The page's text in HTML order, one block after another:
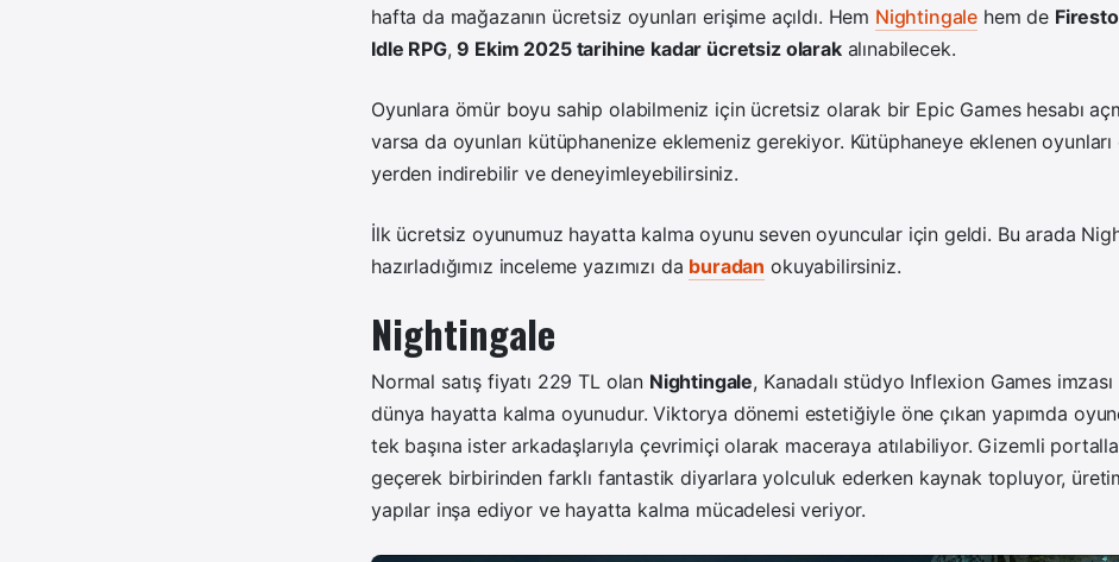
hafta da mağazanın ücretsiz oyunları erişime açıldı. Hem Nightingale hem de
Idle RPG,9 Ekim 2025 tarihine kadar ücretsiz olarakalınabilecek.
Oyunlara ömür boyu sahip olabilmeniz için ücretsiz olarak bir Epic Games hesabı
varsa da oyunları kütüphanenize eklemeniz gerekiyor. Kütüphaneye eklenen
yerden indirebilir ve deneyimleyebilirsiniz.
İlk ücretsiz oyunumuz hayatta kalma oyunu seven oyuncular için geldi. Bu arada
hazırladığımız inceleme yazımızı da buradan okuyabilirsiniz.
Nightingale
Normal satış fiyatı 229 TL olan Nightingale, Kanadalı stüdyo Inflexion Games imzası
dünya hayatta kalma oyunudur. Viktorya dönemi estetiğiyle öne çıkan yapımda
tek başına ister arkadaşlarıyla çevrimiçi olarak maceraya atılabiliyor. Gizemli
geçerek birbirinden farklı fantastik diyarlara yolculuk ederken kaynak topluyor,
yapılar inşa ediyor ve hayatta kalma mücadelesi veriyor.